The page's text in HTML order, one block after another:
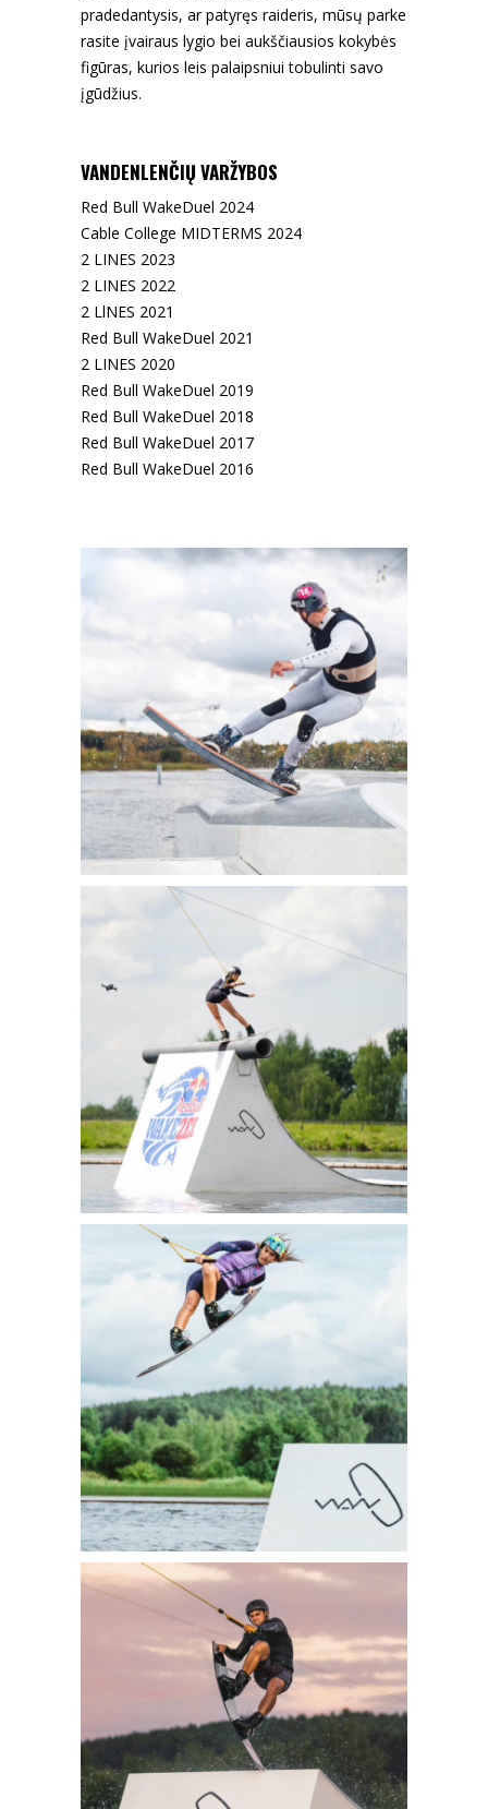
pradedantysis, ar patyręs raideris, mūsų parke
rasite įvairaus lygio bei aukščiausios kokybės
figūras, kurios leis palaipsniui tobulinti savo
įgūdžius.
VANDENLENČIŲ VARŽYBOS
Red Bull WakeDuel 2024
Cable College MIDTERMS 2024
2 LINES 2023
2 LINES 2022
2 LlNES 2021
Red Bull WakeDuel 2021
2 LINES 2020
Red Bull WakeDuel 2019
Red Bull WakeDuel 2018
Red Bull WakeDuel 2017
Red Bull WakeDuel 2016
2 LINES 2020
6 pics
2 LINES 2021
5 pics
2 LINES 2022
5 pics
WAKE2EL 2021
5 pics